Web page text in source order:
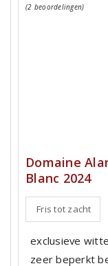
(2 beoordelingen)
Domaine
Blanc 2024
Fris tot zacht
exclusieve
zeer beperkt